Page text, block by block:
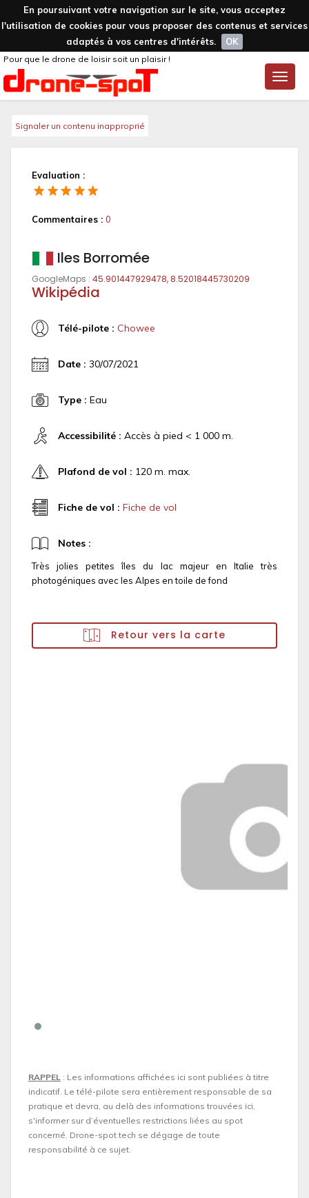
En poursuivant votre navigation sur le site, vous acceptez
l'utilisation de cookies pour vous proposer des contenus et services
adaptés à vos centres d'intérêts.
OK
Toggle
Pour que le drone de loisir soit un plaisir !
Signaler un contenu inapproprié
Evaluation :
Commentaires : 0
Iles Borromée
GoogleMaps : 45.901447929478, 8.52018445730209
Wikipédia
Télé-pilote : Chowee
Date : 30/07/2021
Type : Eau
Accessibilité : Accès à pied < 1 000 m.
Plafond de vol : 120 m. max.
Fiche de vol : Fiche de vol
Notes :
Très jolies petites îles du lac majeur en Italie très
photogéniques avec les Alpes en toile de fond
Retour vers la carte
RAPPEL : Les informations affichées ici sont publiées à titre
indicatif. Le télé-pilote sera entièrement responsable de sa
pratique et devra, au delà des informations trouvées ici,
s'informer sur d’éventuelles restrictions liées au spot
concerné. Drone-spot.tech se dégage de toute
responsabilité à ce sujet.